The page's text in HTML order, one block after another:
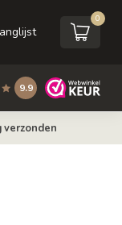
0
9.9
verzonden